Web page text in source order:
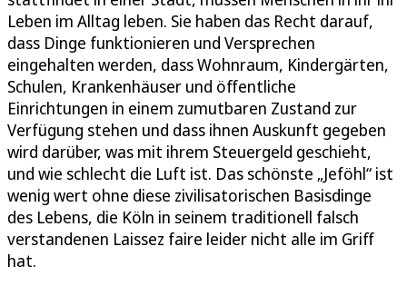
Leben im Alltag leben. Sie haben das Recht darauf,
dass Dinge funktionieren und Versprechen
eingehalten werden, dass Wohnraum, Kindergärten,
Schulen, Krankenhäuser und öffentliche
Einrichtungen in einem zumutbaren Zustand zur
Verfügung stehen und dass ihnen Auskunft gegeben
wird darüber, was mit ihrem Steuergeld geschieht,
und wie schlecht die Luft ist. Das schönste „Jeföhl“ ist
wenig wert ohne diese zivilisatorischen Basisdinge
des Lebens, die Köln in seinem traditionell falsch
verstandenen Laissez faire leider nicht alle im Griff
hat.